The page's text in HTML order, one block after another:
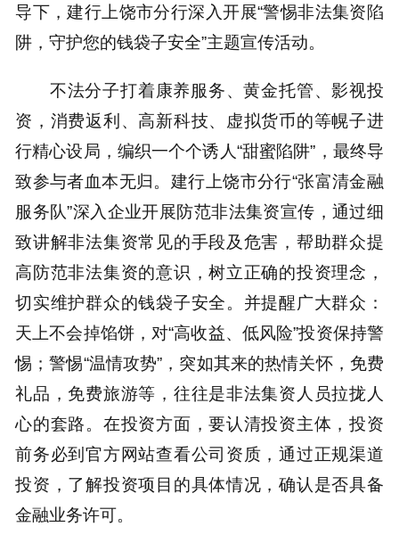
导下，建行上饶市分行深入开展“警惕非法集资陷
阱，守护您的钱袋子安全”主题宣传活动。
不法分子打着康养服务、黄金托管、影视投
资，消费返利、高新科技、虚拟货币的等幌子进
行精心设局，编织一个个诱人“甜蜜陷阱”，最终导
致参与者血本无归。建行上饶市分行“张富清金融
服务队”深入企业开展防范非法集资宣传，通过细
致讲解非法集资常见的手段及危害，帮助群众提
高防范非法集资的意识，树立正确的投资理念，
切实维护群众的钱袋子安全。并提醒广大群众：
天上不会掉馅饼，对“高收益、低风险”投资保持警
惕；警惕“温情攻势”，突如其来的热情关怀，免费
礼品，免费旅游等，往往是非法集资人员拉拢人
心的套路。在投资方面，要认清投资主体，投资
前务必到官方网站查看公司资质，通过正规渠道
投资，了解投资项目的具体情况，确认是否具备
金融业务许可。